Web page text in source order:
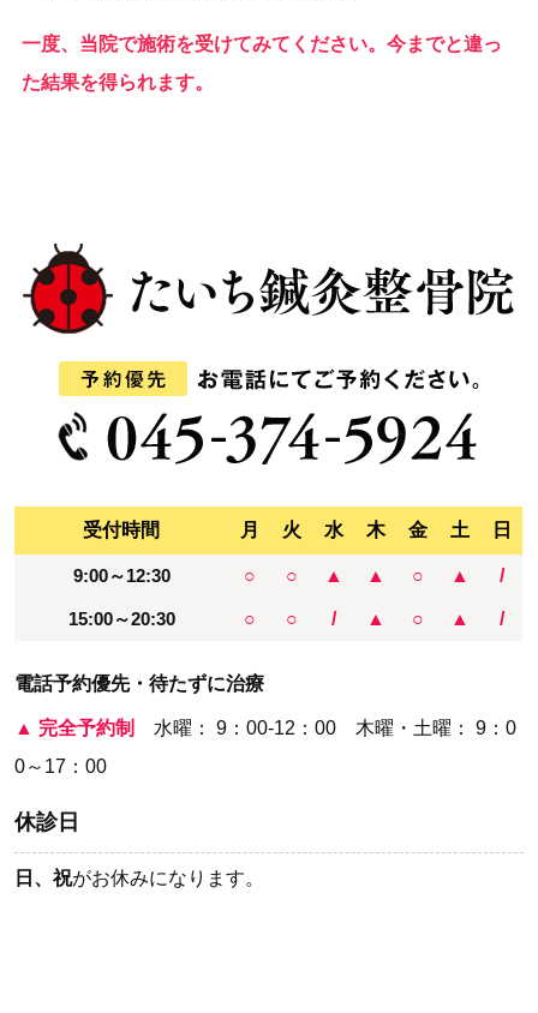
一度、当院で施術を受けてみてください。今までと違っ
た結果を得られます。
受付時間 月 火 水 木 金 土 日
9:00～12:30 ○ ○ ▲ ▲ ○ ▲ /
15:00～20:30 ○ ○ / ▲ ○ ▲ /
電話予約優先・待たずに治療
▲ 完全予約制 水曜： 9：00-12：00 木曜・土曜： 9：0
0～17：00
休診日
日、祝がお休みになります。